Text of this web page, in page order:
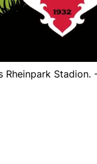
Rheinpark Stadion.